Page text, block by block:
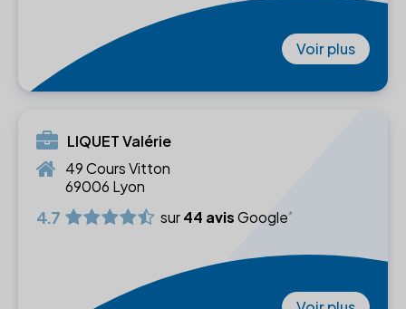
Voir plus
LIQUET Valérie
49 Cours Vitton
69006 Lyon
4.7 sur44 avisGoogle